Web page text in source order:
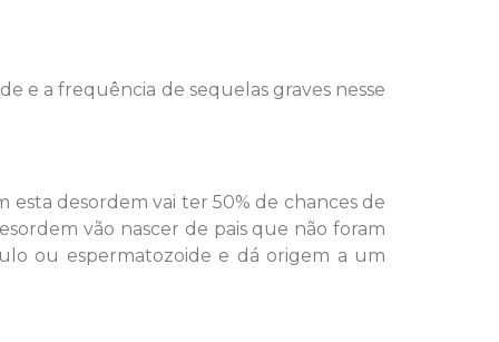
e a frequência de sequelas graves nesse
desordem vai ter 50% de chances de
vão nascer de pais que não foram
ou espermatozoide e dá origem a um